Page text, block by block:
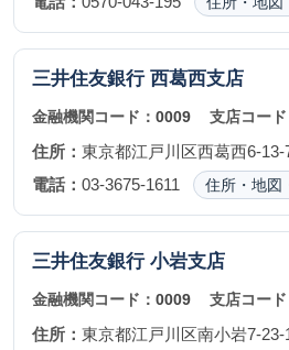
三井住友銀行 西葛西支店
金融機関コード： 0009 支店コー
住所： 東京都江戸川区西葛西6-13-
電話： 03-3675-1611 住所・地図
三井住友銀行 小岩支店
金融機関コード： 0009 支店コー
住所： 東京都江戸川区南小岩7-23-